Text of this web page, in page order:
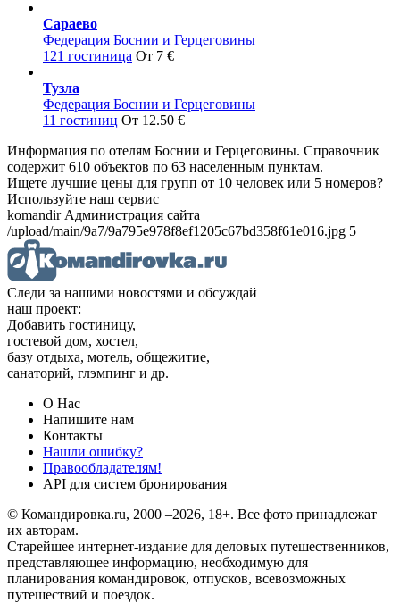
Сараево
Федерация Боснии и Герцеговины
121 гостиница От 7 €
Тузла
Федерация Боснии и Герцеговины
11 гостиниц От 12.50 €
Информация по отелям Боснии и Герцеговины. Справочник
содержит 610 объектов по 63 населенным пунктам.
Ищете лучшие цены для групп от 10 человек или 5 номеров?
Используйте наш сервис
komandir Администрация сайта
/upload/main/9a7/9a795e978f8ef1205c67bd358f61e016.jpg 5
Следи за нашими новостями и обсуждай
наш проект:
Добавить гостиницу,
гостевой дом, хостел,
базу отдыха, мотель, общежитие,
санаторий, глэмпинг и др.
О Нас
Напишите нам
Контакты
Нашли ошибку?
Правообладателям!
API для систем бронирования
© Командировка.ru, 2000 –2026, 18+. Все фото принадлежат
их авторам.
Старейшее интернет-издание для деловых путешественников,
представляющее информацию, необходимую для
планирования командировок, отпусков, всевозможных
путешествий и поездок.